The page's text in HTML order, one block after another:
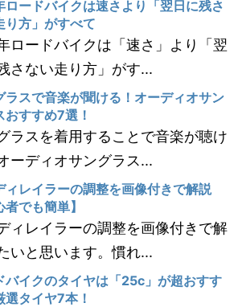
ロードバイクは速さより「翌日に残さ
り方」がすべて
ロードバイクは「速さ」より「翌
さない走り方」がす...
ラスで音楽が聞ける！オーディオサン
おすすめ7選！
ラスを着用することで音楽が聴け
ーディオサングラス...
ィレイラーの調整を画像付きで解説
者でも簡単】
ィレイラーの調整を画像付きで解
いと思います。慣れ...
バイクのタイヤは「25c」が超おすす
選タイヤ7本！